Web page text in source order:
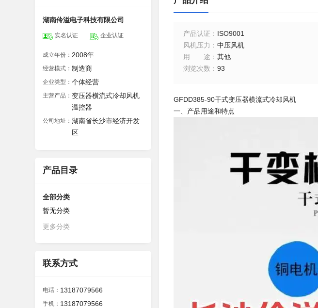
湖南伶溢电子科技有限公司
实名认证 企业认证
成立年份： 2008年
经营模式： 制造商
企业类型： 个体经营
主营产品： 变压器横流式冷却风机
温控器
公司地址： 湖南省长沙市经济开发
区
产品目录
全部分类
暂无分类
更多分类
联系方式
电话： 13187079566
手机： 13187079566
产品认证 ： ISO9001
风机压力 ： 中压风机
用途 ： 其他
浏览次数 ： 93
GFDD385-90干式变压器横流式冷却风机
一、产品用途和特点